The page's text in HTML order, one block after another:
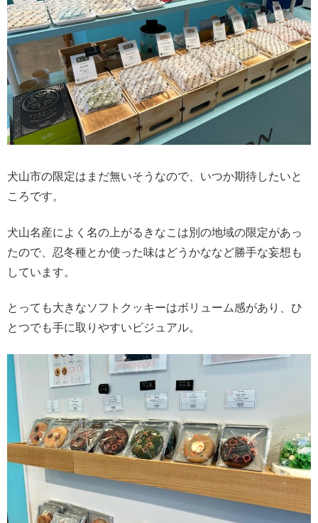
犬山市の限定はまだ無いそうなので、いつか期待したいと
ころです。
犬山名産によく名の上がるきなこは別の地域の限定があっ
たので、忍冬種とか使った味はどうかななど勝手な妄想も
しています。
とっても大きなソフトクッキーはボリューム感があり、ひ
とつでも手に取りやすいビジュアル。